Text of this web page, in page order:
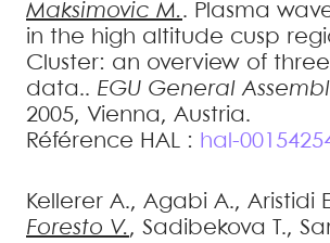
Maksimovic M.. Plasma
in the high altitude cusp
Cluster: an overview of
data.. EGU General
2005, Vienna, Austria.
Référence HAL : hal-
Kellerer A., Agabi A., Aristidi
Foresto V., Sadibekova T.,